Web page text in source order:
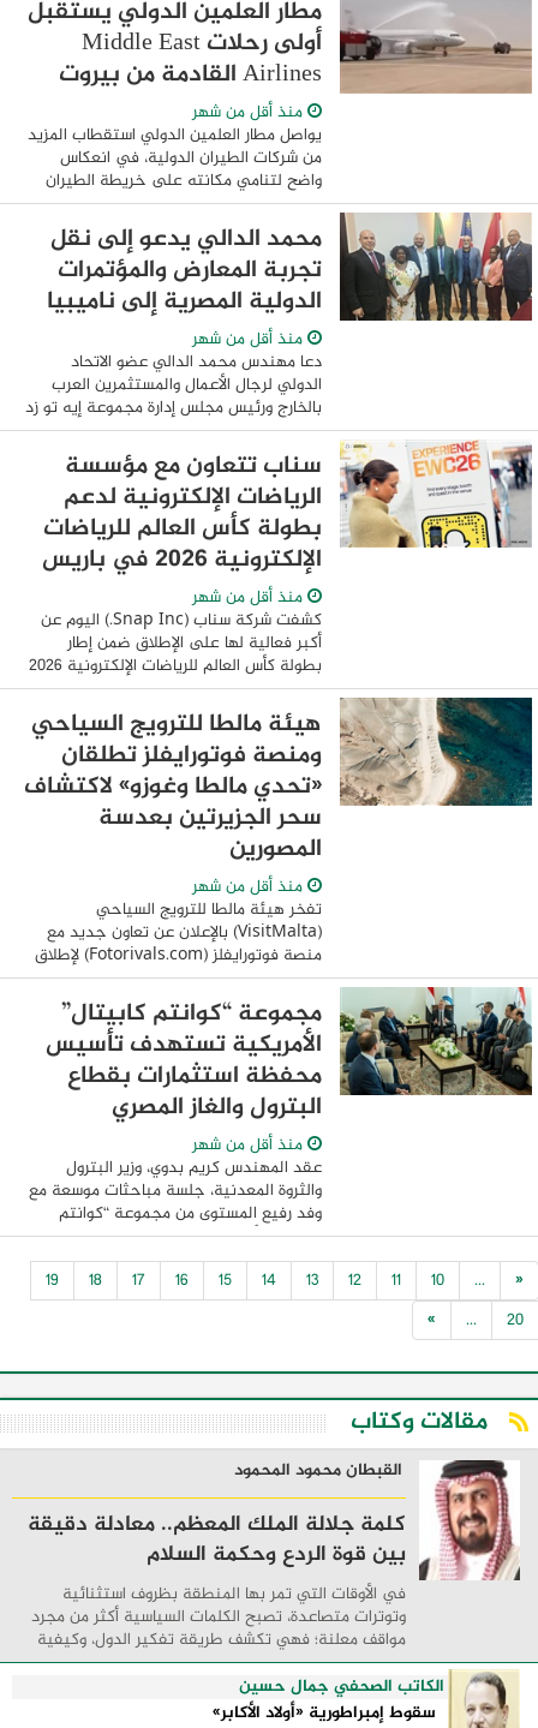
مطار العلمين الدولي يستقبل
أولى رحلات Middle East
Airlines القادمة من بيروت
منذ أقل من شهر
يواصل مطار العلمين الدولي استقطاب المزيد
من شركات الطيران الدولية، في انعكاس
واضح لتنامي مكانته على خريطة الطيران
والسياحة، ومع انطلاق موسم صيف 2026،
استقبل المطار أولى رحلات شركة Middle
East ...
محمد الدالي يدعو إلى نقل
تجربة المعارض والمؤتمرات
الدولية المصرية إلى ناميبيا
منذ أقل من شهر
دعا مهندس محمد الدالي عضو الاتحاد
الدولي لرجال الأعمال والمستثمرين العرب
بالخارج ورئيس مجلس إدارة مجموعة إيه تو زد
على هامش لقائه مع سفير ناميبيا في
القاهرة إلى نقل تجربة مصر في المعارض
والمؤتمرات ...
سناب تتعاون مع مؤسسة
الرياضات الإلكترونية لدعم
بطولة كأس العالم للرياضات
الإلكترونية 2026 في باريس
منذ أقل من شهر
كشفت شركة سناب (Snap Inc.) اليوم عن
أكبر فعالية لها على الإطلاق ضمن إطار
بطولة كأس العالم للرياضات الإلكترونية 2026
المنعقده في باريس، حيث ستقدّم مجموعة
من التجارب المميزة على امتداد البطولة،
التي ...
هيئة مالطا للترويج السياحي
ومنصة فوتورايفلز تطلقان
«تحدي مالطا وغوزو» لاكتشاف
سحر الجزيرتين بعدسة
المصورين
منذ أقل من شهر
تفخر هيئة مالطا للترويج السياحي
(VisitMalta) بالإعلان عن تعاون جديد مع
منصة فوتورايفلز (Fotorivals.com) لإطلاق
«تحدي مالطا وغوزو: التقط جمال الجزر»،
وهي مسابقة مشوّقة في التصوير
الفوتوغرافي تمتد ...
مجموعة “كوانتم كابيتال”
الأمريكية تستهدف تأسيس
محفظة استثمارات بقطاع
البترول والغاز المصري
منذ أقل من شهر
عقد المهندس كريم بدوي، وزير البترول
والثروة المعدنية، جلسة مباحثات موسعة مع
وفد رفيع المستوى من مجموعة “كوانتم
كابيتال” الأمريكية، إحدى المجموعات
الاستثمارية المتخصصة في قطاع الطاقة،
والذي ضم السيد ...
«
...
10
11
12
13
14
15
16
17
18
19
20
...
»
مقالات وكتاب
القبطان محمود المحمود
كلمة جلالة الملك المعظم.. معادلة دقيقة
بين قوة الردع وحكمة السلام
في الأوقات التي تمر بها المنطقة بظروف استثنائية
وتوترات متصاعدة، تصبح الكلمات السياسية أكثر من مجرد
مواقف معلنة؛ فهي تكشف طريقة تفكير الدول، وكيفية
إدارتها للأزمات، والحدود التي تفصل بين القوة ...
الكاتب الصحفي جمال حسين
سقوط إمبراطورية «أولاد الأكابر»